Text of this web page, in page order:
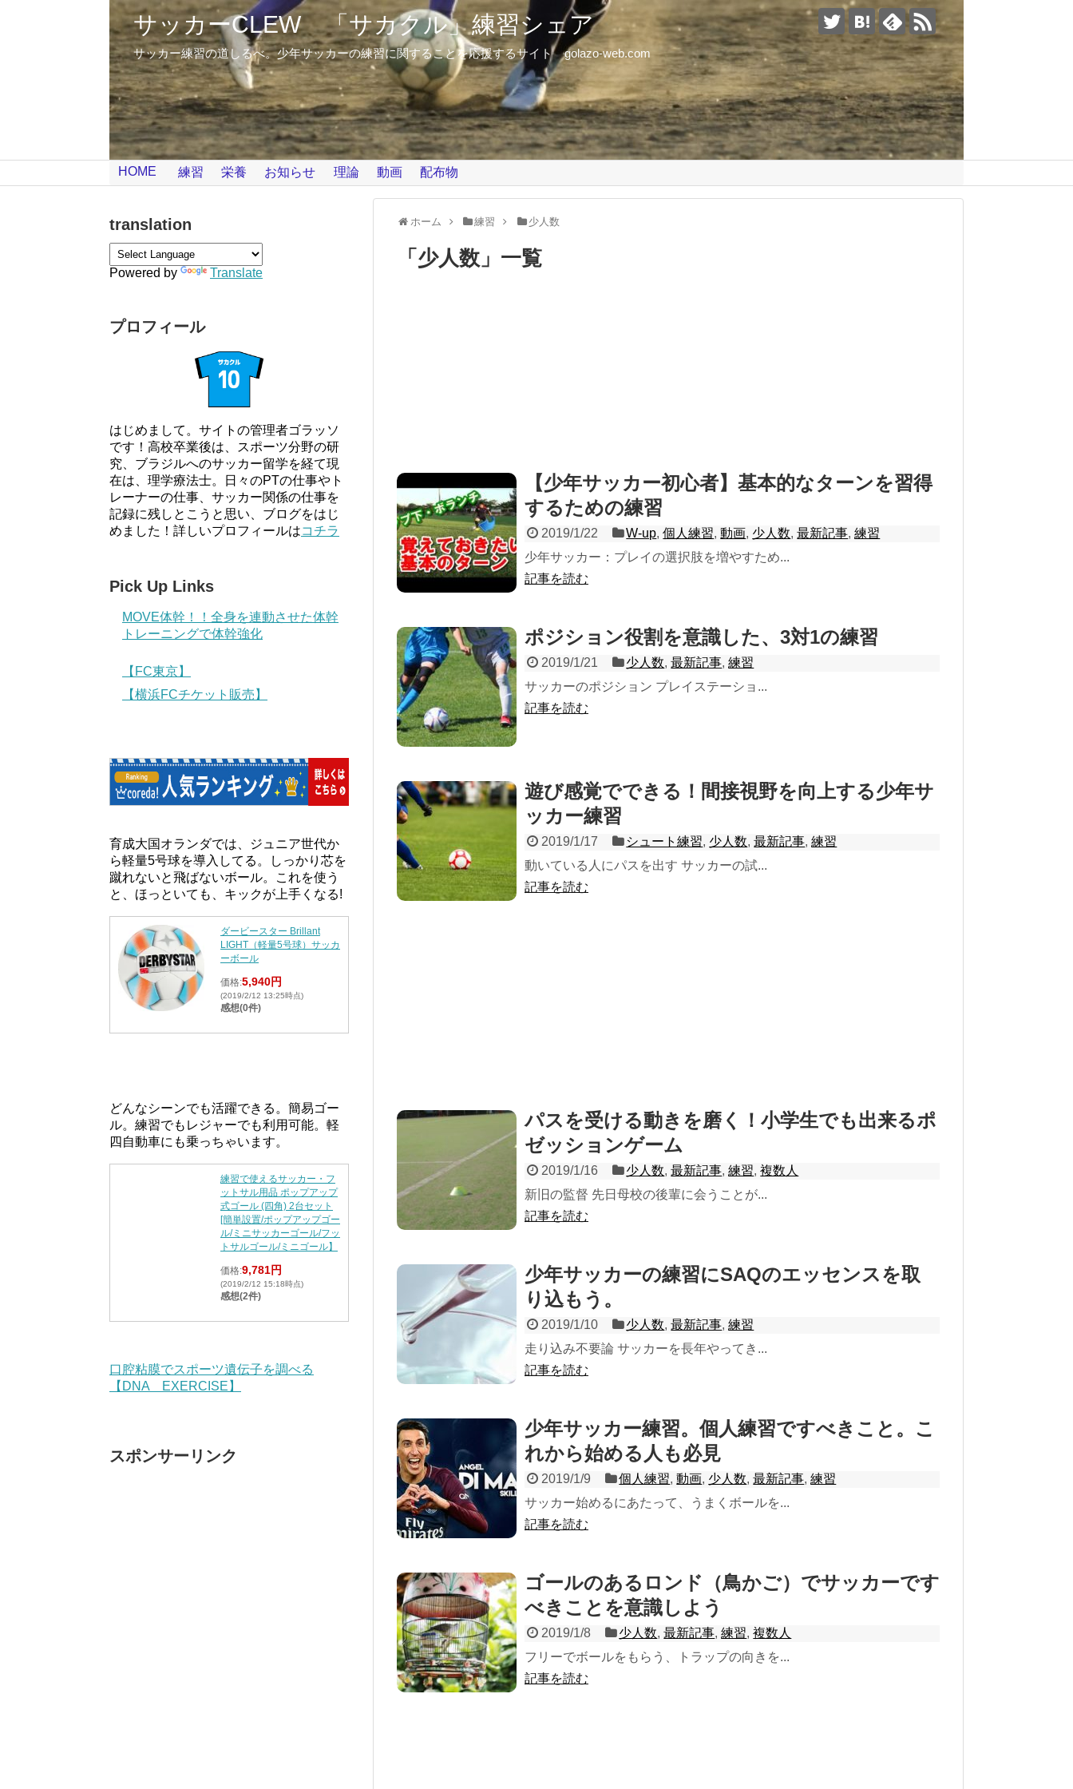
サッカーCLEW 「サカクル」練習シェア
サッカー練習の道しるべ。少年サッカーの練習に関することを応援するサイト golazo-web.com
HOME 練習 栄養 お知らせ 理論 動画 配布物
ホーム 練習 少人数
「 少人数 」 一覧
【少年サッカー初心者】基本的なターンを習得
するための練習
2019/1/22 W-up,個人練習,動画, 少人数,最新記事,練習
少年サッカー：プレイの選択肢を増やすため...
記事を読む
ポジション役割を意識した、3対1の練習
2019/1/21 少人数,最新記事,練習
サッカーのポジション プレイステーショ...
記事を読む
遊び感覚でできる！間接視野を向上する少年サ
ッカー練習
2019/1/17 シュート練習, 少人数,最新記事,練習
動いている人にパスを出す サッカーの試...
記事を読む
パスを受ける動きを磨く！小学生でも出来るポ
ゼッションゲーム
2019/1/16 少人数,最新記事,練習,複数人
新旧の監督 先日母校の後輩に会うことが...
記事を読む
少年サッカーの練習にSAQのエッセンスを取
り込もう。
2019/1/10 少人数,最新記事,練習
走り込み不要論 サッカーを長年やってき...
記事を読む
少年サッカー練習。個人練習ですべきこと。こ
れから始める人も必見
2019/1/9 個人練習,動画, 少人数,最新記事,練習
サッカー始めるにあたって、うまくボールを...
記事を読む
ゴールのあるロンド（鳥かご）でサッカーです
べきことを意識しよう
2019/1/8 少人数,最新記事,練習,複数人
フリーでボールをもらう、トラップの向きを...
記事を読む
translation
Powered by Translate
プロフィール
はじめまして。サイトの管理者ゴラッソ
です！高校卒業後は、スポーツ分野の研
究、ブラジルへのサッカー留学を経て現
在は、理学療法士。日々のPTの仕事やト
レーナーの仕事、サッカー関係の仕事を
記録に残しとこうと思い、ブログをはじ
めました！詳しいプロフィールはコチラ
Pick Up Links
MOVE体幹！！全身を連動させた体幹
トレーニングで体幹強化
【FC東京】
【横浜FCチケット販売】
育成大国オランダでは、ジュニア世代か
ら軽量5号球を導入してる。しっかり芯を
蹴れないと飛ばないボール。これを使う
と、ほっといても、キックが上手くなる!
ダービースター Brillant
LIGHT（軽量5号球）サッカ
ーボール
価格:5,940円
(2019/2/12 13:25時点)
感想(0件)
どんなシーンでも活躍できる。簡易ゴー
ル。練習でもレジャーでも利用可能。軽
四自動車にも乗っちゃいます。
練習で使えるサッカー・フ
ットサル用品 ポップアップ
式ゴール (四角) 2台セット
[簡単設置/ポップアップゴー
ル/ミニサッカーゴール/フッ
トサルゴール/ミニゴール】
価格:9,781円
(2019/2/12 15:18時点)
感想(2件)
口腔粘膜でスポーツ遺伝子を調べる
【DNA EXERCISE】
スポンサーリンク